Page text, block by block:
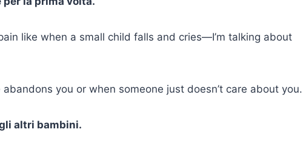
like when a small child falls and cries—I’m talking about
you or when someone just doesn’t care about you.
altri bambini.